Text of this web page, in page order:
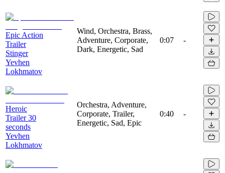
Epic Action
Trailer
Stinger
Yevhen
Lokhmatov
Wind, Orchestra, Brass,
Adventure, Corporate,
Dark, Energetic, Sad
0:07 -
Heroic
Trailer 30
seconds
Yevhen
Lokhmatov
Orchestra, Adventure,
Corporate, Trailer,
Energetic, Sad, Epic
0:40 -